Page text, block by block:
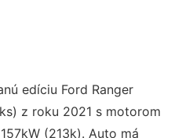
edíciu Ford Ranger
z roku 2021 s motorom
(213k). Auto má